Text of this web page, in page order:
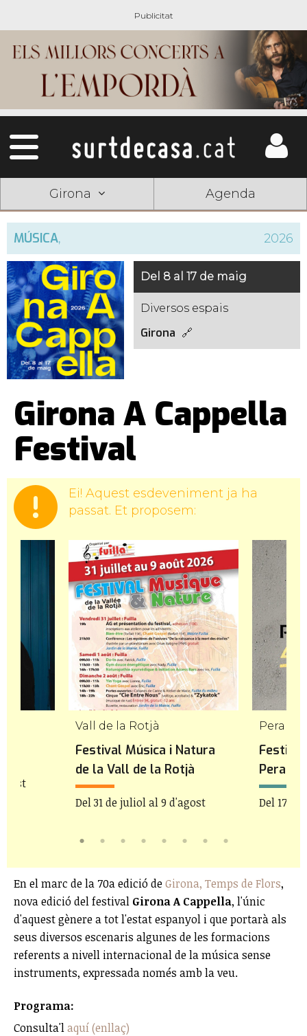
Girona Agenda
MÚSICA, 2026
Del 8 al 17 de maig
Diversos espais
Girona
Girona A Cappella
Festival
Ei! Aquest esdeveniment ja ha
passat. Et proposem:
Vall de la Rotjà
Festival Música i Natura
de la Vall de la Rotjà
Del 31 de juliol al 9 d'agost Del 17
En el marc de la 70a edició deGirona, Temps de Flors,
nova edició del festival Girona A Cappella, l'únic
d'aquest gènere a tot l'estat espanyol i que portarà als
seus diversos escenaris algunes de les formacions
referents a nivell internacional de la música sense
instruments, expressada només amb la veu.
Programa:
Consulta'laquí (enllaç)